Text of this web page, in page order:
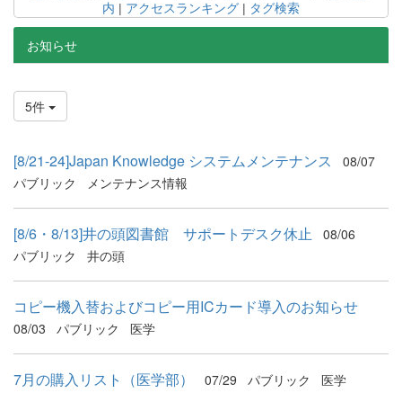
内 | アクセスランキング | タグ検索
お知らせ
5件
[8/21-24]Japan Knowledge システムメンテナンス
08/07
パブリック
メンテナンス情報
[8/6・8/13]井の頭図書館 サポートデスク休止
08/06
パブリック
井の頭
コピー機入替およびコピー用ICカード導入のお知らせ
08/03 パブリック 医学
7月の購入リスト（医学部） 07/29 パブリック 医学